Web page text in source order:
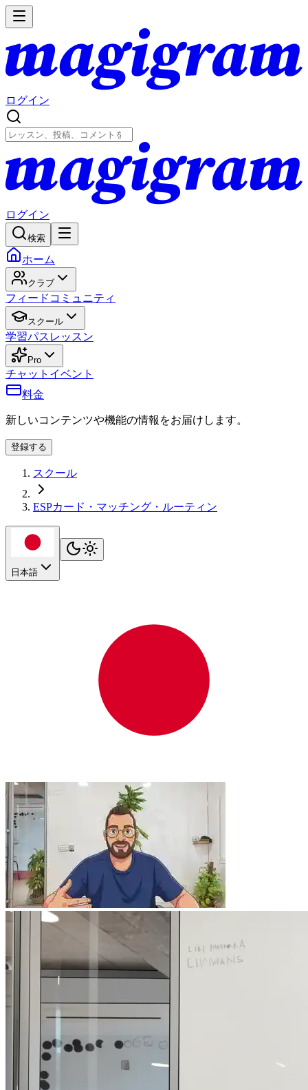
ログイン
ログイン
検索
ホーム
クラブ
フィード コミュニティ
スクール
学習パス レッスン
Pro
チャット イベント
料金
新しいコンテンツや機能の情報をお届けします。
登録する
スクール
ESPカード・マッチング・ルーティン
日本語